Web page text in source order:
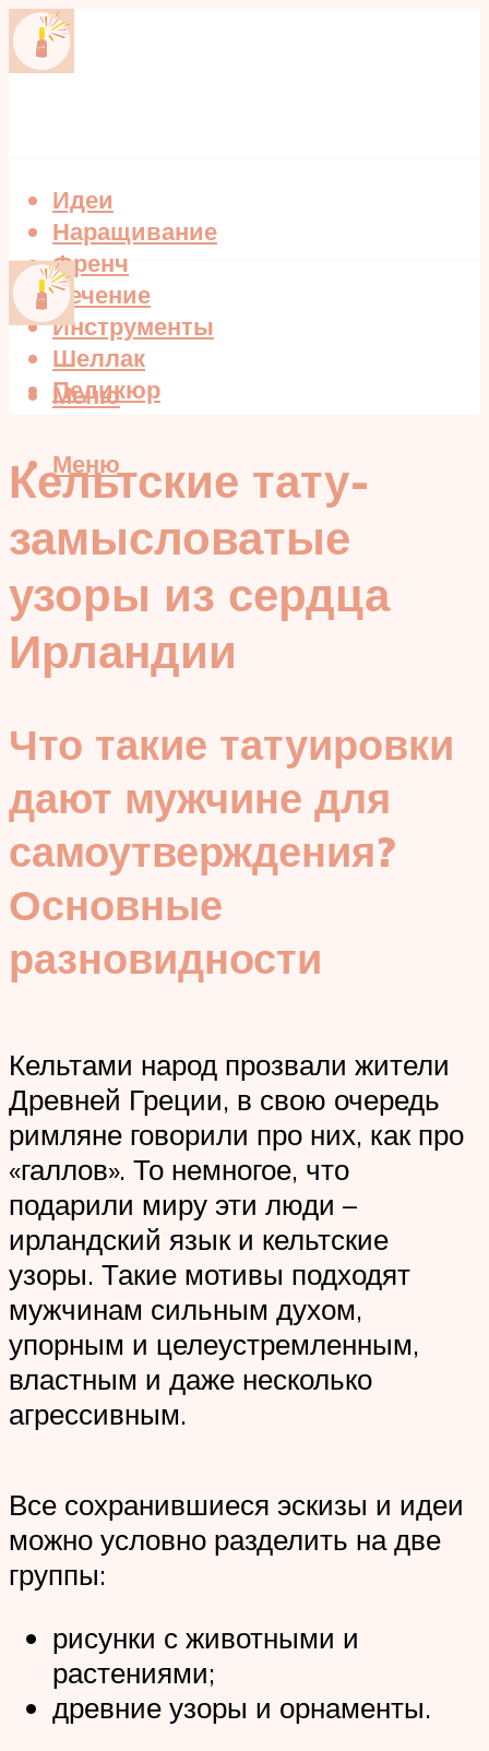
Идеи
Наращивание
Френч
Лечение
Инструменты
Шеллак
Педикюр
Меню
Меню
Кельтские тату-
замысловатые
узоры из сердца
Ирландии
Что такие татуировки
дают мужчине для
самоутверждения?
Основные
разновидности
Кельтами народ прозвали жители
Древней Греции, в свою очередь
римляне говорили про них, как про
«галлов». То немногое, что
подарили миру эти люди –
ирландский язык и кельтские
узоры. Такие мотивы подходят
мужчинам сильным духом,
упорным и целеустремленным,
властным и даже несколько
агрессивным.
Все сохранившиеся эскизы и идеи
можно условно разделить на две
группы:
рисунки с животными и
растениями;
древние узоры и орнаменты.